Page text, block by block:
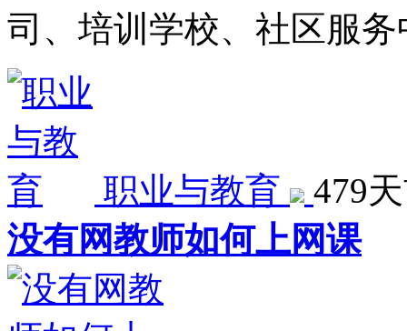
司、培训学校、社区服
职业与教育
479
没有网教师如何上网课